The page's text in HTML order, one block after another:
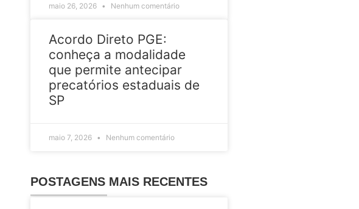
maio 26, 2026 Nenhum comentário
Acordo Direto PGE:
conheça a modalidade
que permite antecipar
precatórios estaduais de
SP
maio 7, 2026 Nenhum comentário
POSTAGENS MAIS RECENTES